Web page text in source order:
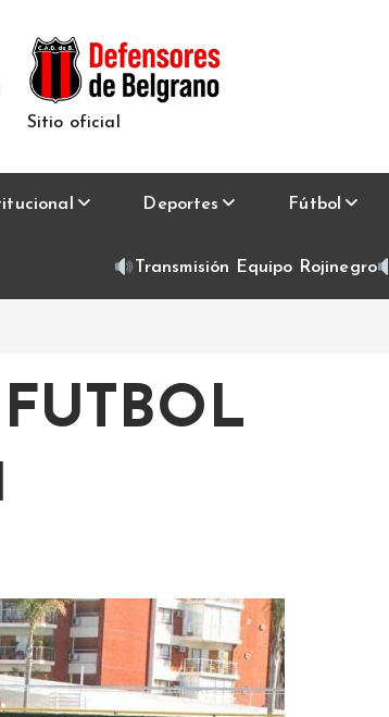
Sitio oficial
Deportes Fútbol
Transmisión Equipo Rojinegro